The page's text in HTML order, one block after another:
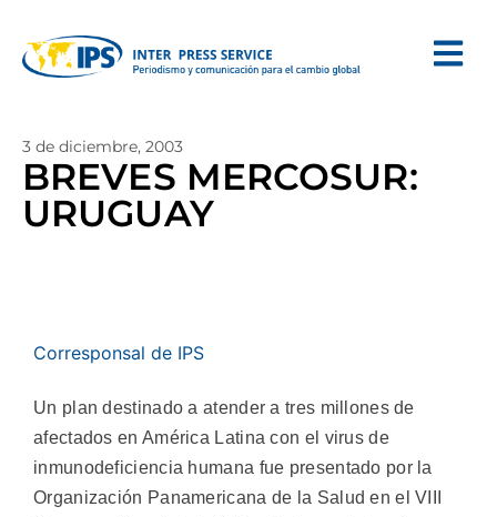
3 de diciembre, 2003
BREVES MERCOSUR:
URUGUAY
Corresponsal de IPS
Un plan destinado a atender a tres millones de
afectados en América Latina con el virus de
inmunodeficiencia humana fue presentado por la
Organización Panamericana de la Salud en el VIII